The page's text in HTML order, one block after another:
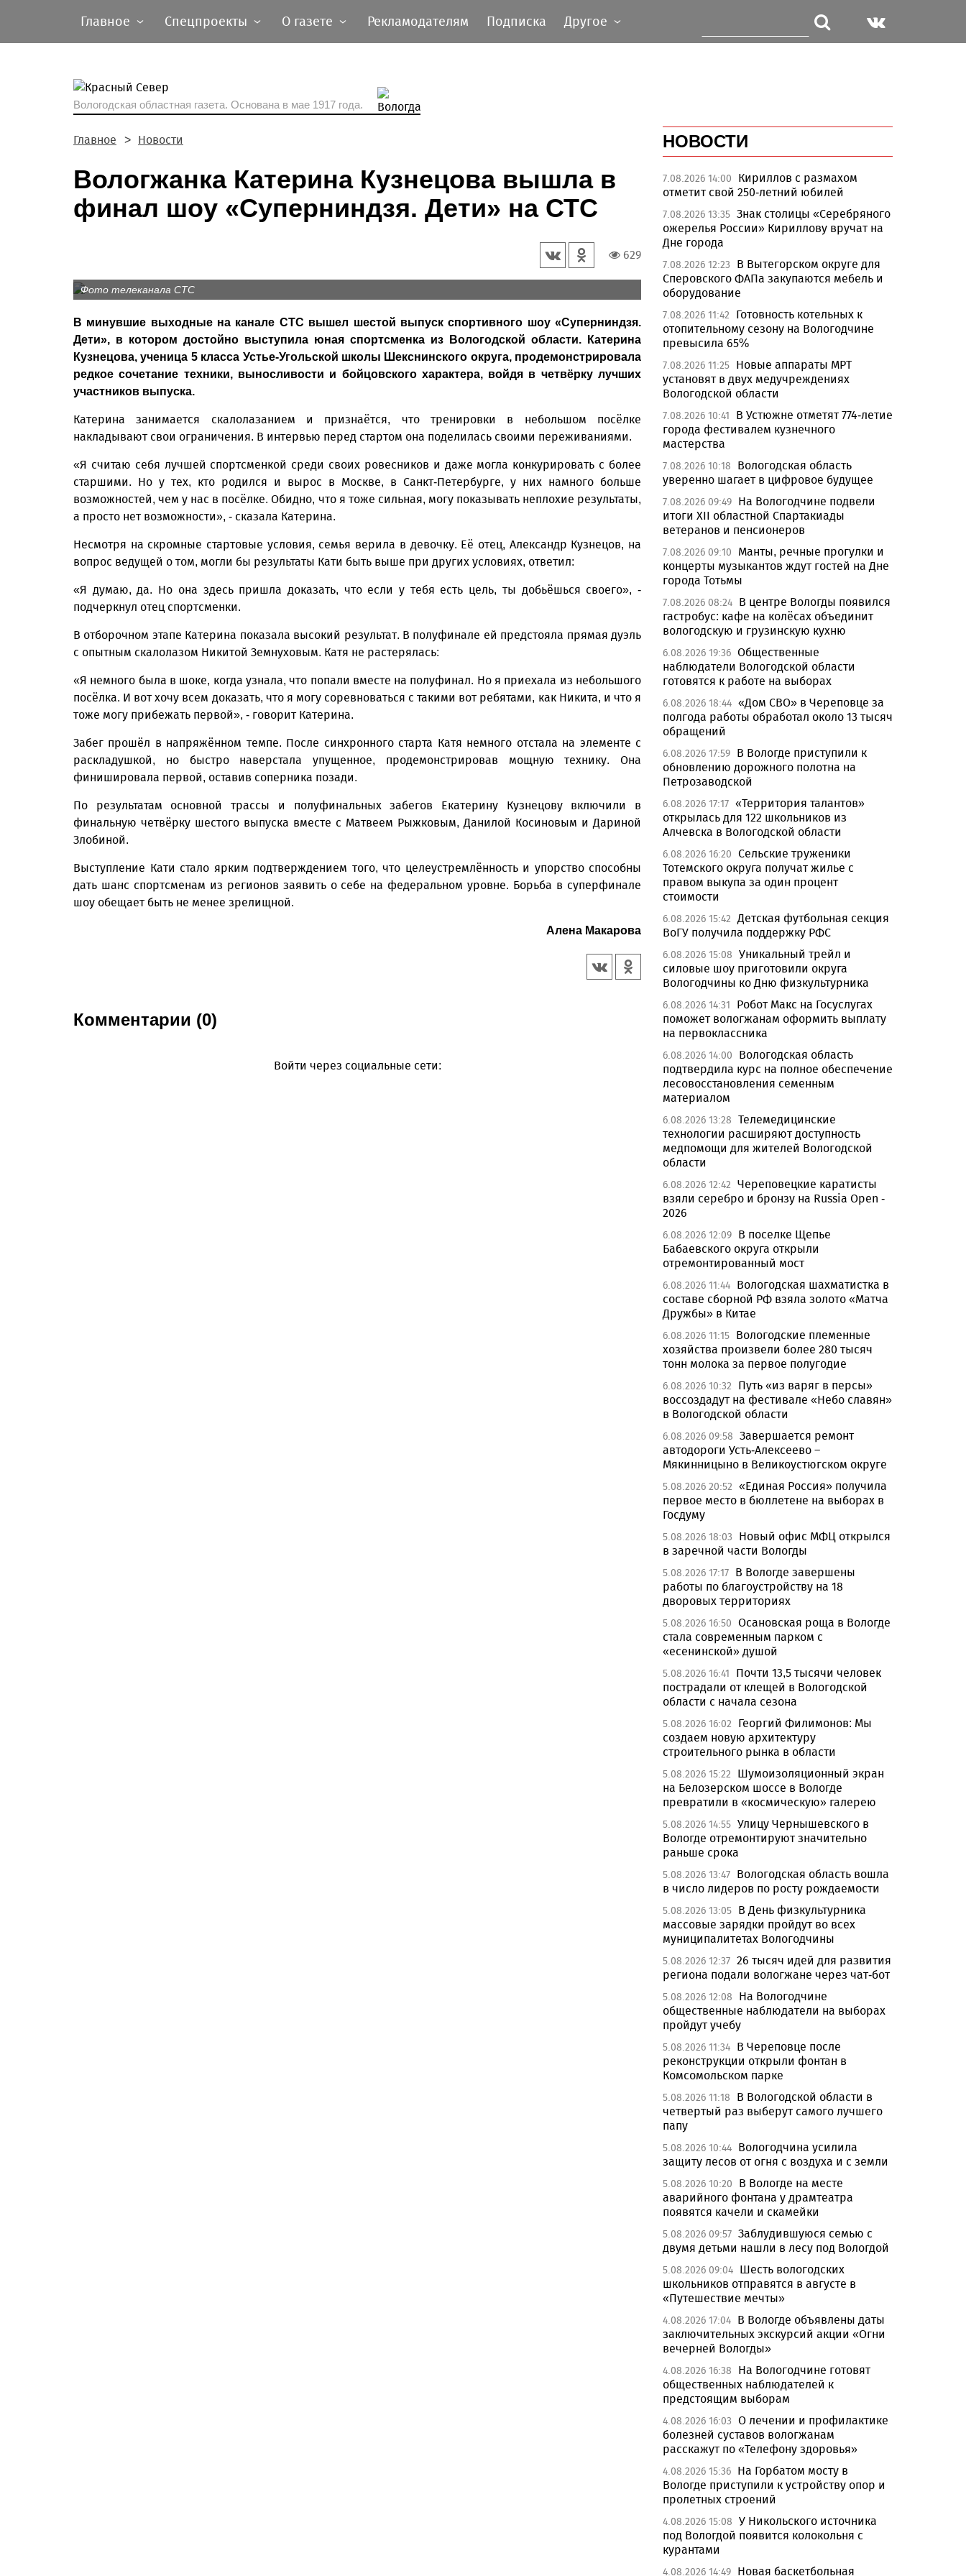
Главное Спецпроекты О газете Рекламодателям Подписка Другое
Вологодская областная газета. Основана в мае 1917 года.
Главное Новости
Вологжанка Катерина Кузнецова вышла в
финал шоу «Суперниндзя. Дети» на СТС
629
Фото телеканала СТС
В минувшие выходные на канале СТС вышел шестой выпуск спортивного шоу «Суперниндзя.
Дети», в котором достойно выступила юная спортсменка из Вологодской области. Катерина
Кузнецова, ученица 5 класса Устье-Угольской школы Шекснинского округа, продемонстрировала
редкое сочетание техники, выносливости и бойцовского характера, войдя в четвёрку лучших
участников выпуска.
Катерина занимается скалолазанием и признаётся, что тренировки в небольшом посёлке
накладывают свои ограничения. В интервью перед стартом она поделилась своими переживаниями.
«Я считаю себя лучшей спортсменкой среди своих ровесников и даже могла конкурировать с более
старшими. Но у тех, кто родился и вырос в Москве, в Санкт-Петербурге, у них намного больше
возможностей, чем у нас в посёлке. Обидно, что я тоже сильная, могу показывать неплохие результаты,
а просто нет возможности», - сказала Катерина.
Несмотря на скромные стартовые условия, семья верила в девочку. Её отец, Александр Кузнецов, на
вопрос ведущей о том, могли бы результаты Кати быть выше при других условиях, ответил:
«Я думаю, да. Но она здесь пришла доказать, что если у тебя есть цель, ты добьёшься своего», -
подчеркнул отец спортсменки.
В отборочном этапе Катерина показала высокий результат. В полуфинале ей предстояла прямая дуэль
с опытным скалолазом Никитой Земнуховым. Катя не растерялась:
«Я немного была в шоке, когда узнала, что попали вместе на полуфинал. Но я приехала из небольшого
посёлка. И вот хочу всем доказать, что я могу соревноваться с такими вот ребятами, как Никита, и что я
тоже могу прибежать первой», - говорит Катерина.
Забег прошёл в напряжённом темпе. После синхронного старта Катя немного отстала на элементе с
раскладушкой, но быстро наверстала упущенное, продемонстрировав мощную технику. Она
финишировала первой, оставив соперника позади.
По результатам основной трассы и полуфинальных забегов Екатерину Кузнецову включили в
финальную четвёрку шестого выпуска вместе с Матвеем Рыжковым, Данилой Косиновым и Дариной
Злобиной.
Выступление Кати стало ярким подтверждением того, что целеустремлённость и упорство способны
дать шанс спортсменам из регионов заявить о себе на федеральном уровне. Борьба в суперфинале
шоу обещает быть не менее зрелищной.
Алена Макарова
Комментарии (0)
Войти через социальные сети:
НОВОСТИ
7.08.2026 14:00
Кириллов с размахом
отметит свой 250-летний юбилей
7.08.2026 13:35 Знак столицы «Серебряного
ожерелья России» Кириллову вручат на
Дне города
7.08.2026 12:23
В Вытегорском округе для
Сперовского ФАПа закупаются мебель и
оборудование
7.08.2026 11:42
Готовность котельных к
отопительному сезону на Вологодчине
превысила 65%
7.08.2026 11:25 Новые аппараты МРТ
установят в двух медучреждениях
Вологодской области
7.08.2026 10:41
В Устюжне отметят 774-летие
города фестивалем кузнечного
мастерства
7.08.2026 10:18
Вологодская область
уверенно шагает в цифровое будущее
7.08.2026 09:49 На Вологодчине подвели
итоги XII областной Спартакиады
ветеранов и пенсионеров
7.08.2026 09:10
Манты, речные прогулки и
концерты музыкантов ждут гостей на Дне
города Тотьмы
7.08.2026 08:24 В центре Вологды появился
гастробус: кафе на колёсах объединит
вологодскую и грузинскую кухню
6.08.2026 19:36 Общественные
наблюдатели Вологодской области
готовятся к работе на выборах
6.08.2026 18:44 «Дом СВО» в Череповце за
полгода работы обработал около 13 тысяч
обращений
6.08.2026 17:59 В Вологде приступили к
обновлению дорожного полотна на
Петрозаводской
6.08.2026 17:17 «Территория талантов»
открылась для 122 школьников из
Алчевска в Вологодской области
6.08.2026 16:20 Сельские труженики
Тотемского округа получат жилье с
правом выкупа за один процент
стоимости
6.08.2026 15:42 Детская футбольная секция
ВоГУ получила поддержку РФС
6.08.2026 15:08 Уникальный трейл и
силовые шоу приготовили округа
Вологодчины ко Дню физкультурника
6.08.2026 14:31
Робот Макс на Госуслугах
поможет вологжанам оформить выплату
на первоклассника
6.08.2026 14:00
Вологодская область
подтвердила курс на полное обеспечение
лесовосстановления семенным
материалом
6.08.2026 13:28 Телемедицинские
технологии расширяют доступность
медпомощи для жителей Вологодской
области
6.08.2026 12:42 Череповецкие каратисты
взяли серебро и бронзу на Russia Open -
2026
6.08.2026 12:09 В поселке Щепье
Бабаевского округа открыли
отремонтированный мост
6.08.2026 11:44 Вологодская шахматистка в
составе сборной РФ взяла золото «Матча
Дружбы» в Китае
6.08.2026 11:15 Вологодские племенные
хозяйства произвели более 280 тысяч
тонн молока за первое полугодие
6.08.2026 10:32
Путь «из варяг в персы»
воссоздадут на фестивале «Небо славян»
в Вологодской области
6.08.2026 09:58 Завершается ремонт
автодороги Усть-Алексеево –
Мякинницыно в Великоустюгском округе
5.08.2026 20:52 «Единая Россия» получила
первое место в бюллетене на выборах в
Госдуму
5.08.2026 18:03
Новый офис МФЦ открылся
в заречной части Вологды
5.08.2026 17:17 В Вологде завершены
работы по благоустройству на 18
дворовых территориях
5.08.2026 16:50 Осановская роща в Вологде
стала современным парком с
«есенинской» душой
5.08.2026 16:41
Почти 13,5 тысячи человек
пострадали от клещей в Вологодской
области с начала сезона
5.08.2026 16:02
Георгий Филимонов: Мы
создаем новую архитектуру
строительного рынка в области
5.08.2026 15:22
Шумоизоляционный экран
на Белозерском шоссе в Вологде
превратили в «космическую» галерею
5.08.2026 14:55 Улицу Чернышевского в
Вологде отремонтируют значительно
раньше срока
5.08.2026 13:47 Вологодская область вошла
в число лидеров по росту рождаемости
5.08.2026 13:05 В День физкультурника
массовые зарядки пройдут во всех
муниципалитетах Вологодчины
5.08.2026 12:37 26 тысяч идей для развития
региона подали вологжане через чат-бот
5.08.2026 12:08
На Вологодчине
общественные наблюдатели на выборах
пройдут учебу
5.08.2026 11:34 В Череповце после
реконструкции открыли фонтан в
Комсомольском парке
5.08.2026 11:18
В Вологодской области в
четвертый раз выберут самого лучшего
папу
5.08.2026 10:44 Вологодчина усилила
защиту лесов от огня с воздуха и с земли
5.08.2026 10:20
В Вологде на месте
аварийного фонтана у драмтеатра
появятся качели и скамейки
5.08.2026 09:57 Заблудившуюся семью с
двумя детьми нашли в лесу под Вологдой
5.08.2026 09:04 Шесть вологодских
школьников отправятся в августе в
«Путешествие мечты»
4.08.2026 17:04 В Вологде объявлены даты
заключительных экскурсий акции «Огни
вечерней Вологды»
4.08.2026 16:38
На Вологодчине готовят
общественных наблюдателей к
предстоящим выборам
4.08.2026 16:03 О лечении и профилактике
болезней суставов вологжанам
расскажут по «Телефону здоровья»
4.08.2026 15:36 На Горбатом мосту в
Вологде приступили к устройству опор и
пролетных строений
4.08.2026 15:08 У Никольского источника
под Вологдой появится колокольня с
курантами
4.08.2026 14:49 Новая баскетбольная